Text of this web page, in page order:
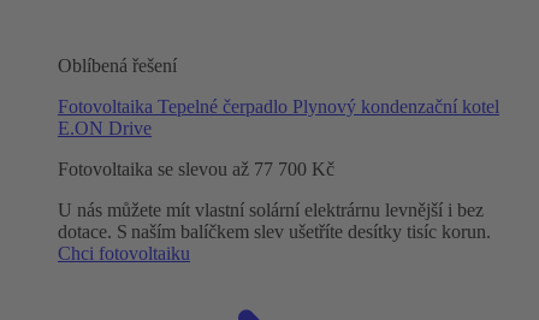
Oblíbená řešení
Fotovoltaika Tepelné čerpadlo Plynový kondenzační kotel
E.ON Drive
Fotovoltaika se slevou až 77 700 Kč
U nás můžete mít vlastní solární elektrárnu levnější i bez
dotace. S naším balíčkem slev ušetříte desítky tisíc korun.
Chci fotovoltaiku